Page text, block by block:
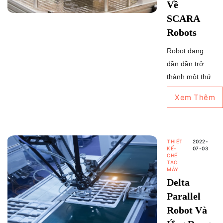
Về
SCARA
Robots
Robot đang
dần dần trở
thành một thứ
thiết yếu đối
với các nhà
này có thể dễ
dàng tăng
năng suất và
đơn giản hóa
các quy trình
tự động hóa.
Đặc biệt,
Xem Thêm
THIẾT
KẾ-
CHẾ
TẠO
MÁY
2022-
07-03
Delta
Parallel
Robot Và